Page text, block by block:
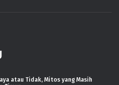
atau Tidak, Mitos yang Masih